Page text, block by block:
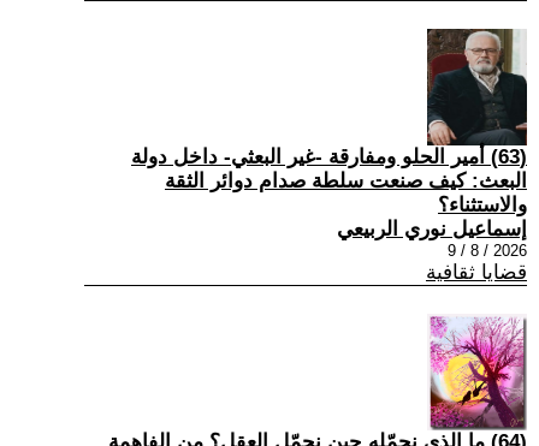
(63) أمير الحلو ومفارقة -غير البعثي- داخل دولة
البعث: كيف صنعت سلطة صدام دوائر الثقة
والاستثناء؟
إسماعيل نوري الربيعي
2026 / 8 / 9
قضايا ثقافية